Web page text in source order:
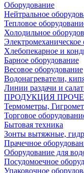
Оборудование
Нейтральное
Тепловое
Холодильное
Электромеханическое
Хлебопекарное и
Барное оборудование
Весовое оборудование
Водонагреватели,
Линии раздачи и
ПРОДУКЦИЯ
Термометры,
Торговое
Бытовая техника
Зонты вытяжные,
Прачечное
Оборудование для
Посудомоечное
Упаковочное